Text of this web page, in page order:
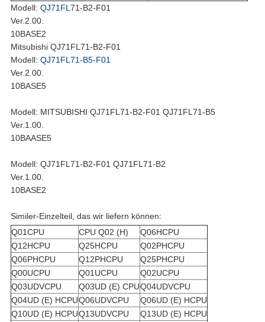
Modell: QJ71FL71-B2-F01
Ver.2.00.
10BASE2
Mitsubishi QJ71FL71-B2-F01
Modell: QJ71FL71-B5-F01
Ver.2.00.
10BASE5
Modell: MITSUBISHI QJ71FL71-B2-F01 QJ71FL71-B5
Ver.1.00.
10BAASE5
Modell: QJ71FL71-B2-F01 QJ71FL71-B2
Ver.1.00.
10BASE2
Similer-Einzelteil, das wir liefern können:
Q01CPU
CPU Q02 (H)
Q06HCPU
Q12HCPU
Q25HCPU
Q02PHCPU
Q06PHCPU
Q12PHCPU
Q25PHCPU
Q00UCPU
Q01UCPU
Q02UCPU
Q03UDVCPU
Q03UD (E) CPUQ04UDVCPU
Q04UD (E) HCPUQ06UDVCPU
Q06UD (E) HCPU
Q10UD (E) HCPUQ13UDVCPU Q13UD (E) HCPU